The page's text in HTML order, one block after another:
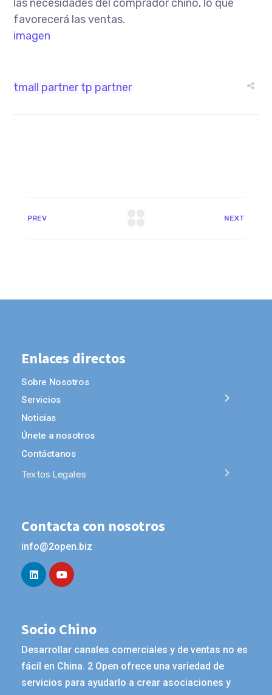
las necesidades del comprador chino, lo que
favorecerá las ventas.
imagen
tmall partner tp partner
PREV NEXT
Enlaces directos
Sobre Nosotros
Servicios
Noticias
Únete a nosotros
Contáctanos
Textos Legales
Contacta con nosotros
info@2open.biz
Socio Chino
Desarrollar canales comerciales y de ventas no es
fácil en China. 2 Open ofrece una variedad de
servicios para ayudarlo a crear asociaciones y